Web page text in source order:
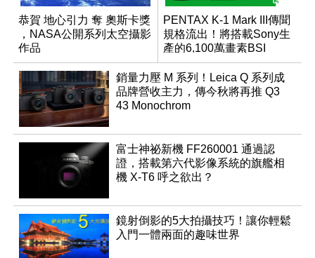
恭賀 地心引力 奪 奧斯卡獎
，NASA公開系列太空攝影
作品
PENTAX K-1 Mark III傳聞
規格流出！將搭載Sony生
產的6,100萬畫素BSI
CMOS？
銷量力壓 M 系列！Leica Q 系列成
品牌營收主力，傳今秋將再推 Q3
43 Monochrom
富士神祕新機 FF260001 通過認
證，搭載第六代影像系統的旗艦相
機 X-T6 呼之欲出？
鏡射倒影的5大拍攝技巧！讓你輕鬆
入門一體兩面的趣味世界